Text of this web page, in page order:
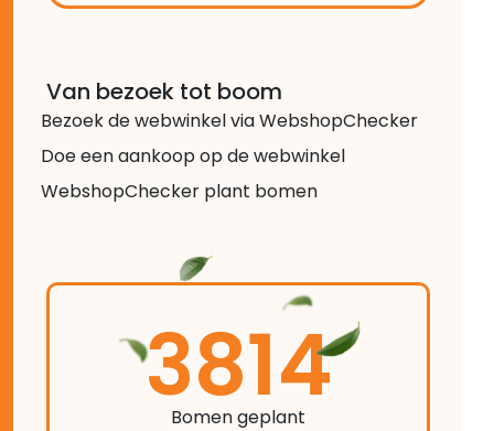
Van bezoek tot boom
Bezoek de webwinkel via WebshopChecker
Doe een aankoop op de webwinkel
WebshopChecker plant bomen
3814
Bomen geplant